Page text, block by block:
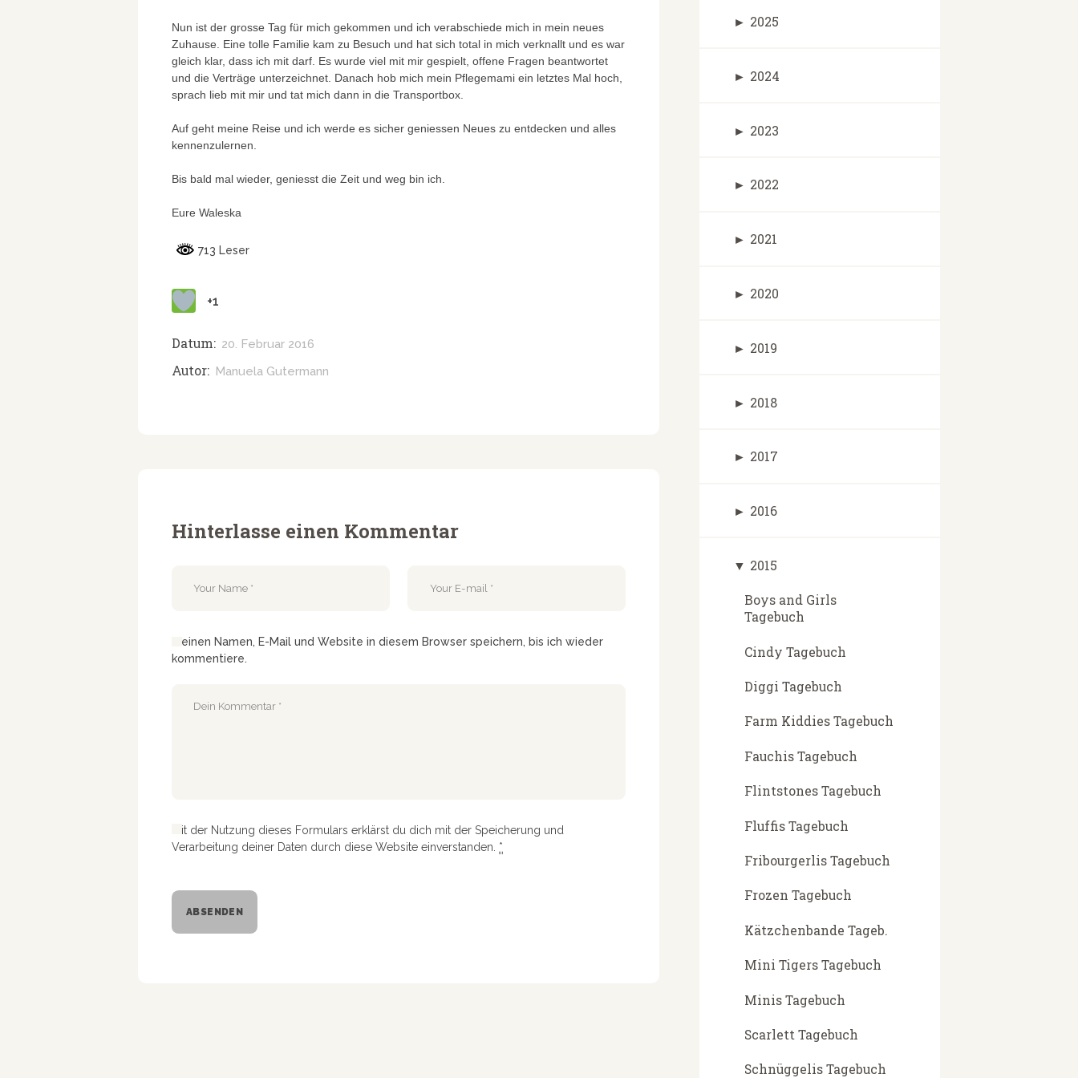
Nun ist der grosse Tag für mich gekommen und ich verabschiede mich in mein neues
Zuhause. Eine tolle Familie kam zu Besuch und hat sich total in mich verknallt und es war
gleich klar, dass ich mit darf. Es wurde viel mit mir gespielt, offene Fragen beantwortet
und die Verträge unterzeichnet. Danach hob mich mein Pflegemami ein letztes Mal hoch,
sprach lieb mit mir und tat mich dann in die Transportbox.
Auf geht meine Reise und ich werde es sicher geniessen Neues zu entdecken und alles
kennenzulernen.
Bis bald mal wieder, geniesst die Zeit und weg bin ich.
Eure Waleska
713 Leser
+1
Datum: 20. Februar 2016
Autor: Manuela Gutermann
Hinterlasse einen Kommentar
Meinen Namen, E-Mail und Website in diesem Browser speichern, bis ich wieder
kommentiere.
Mit der Nutzung dieses Formulars erklärst du dich mit der Speicherung und
Verarbeitung deiner Daten durch diese Website einverstanden. *
► 2025
► 2024
► 2023
► 2022
► 2021
► 2020
► 2019
► 2018
► 2017
► 2016
▼ 2015
Boys and Girls
Tagebuch
Cindy Tagebuch
Diggi Tagebuch
Farm Kiddies Tagebuch
Fauchis Tagebuch
Flintstones Tagebuch
Fluffis Tagebuch
Fribourgerlis Tagebuch
Frozen Tagebuch
Kätzchenbande Tageb.
Mini Tigers Tagebuch
Minis Tagebuch
Scarlett Tagebuch
Schnüggelis Tagebuch